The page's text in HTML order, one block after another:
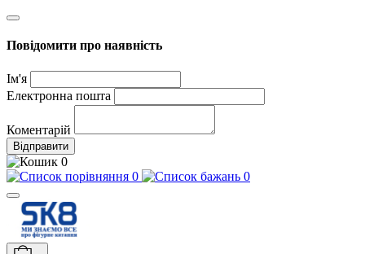
Повідомити про наявність
Ім'я
Електронна пошта
Коментарій
Відправити
0
0
0